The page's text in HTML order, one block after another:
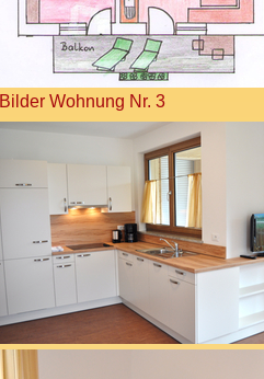
Bilder Wohnung Nr. 3